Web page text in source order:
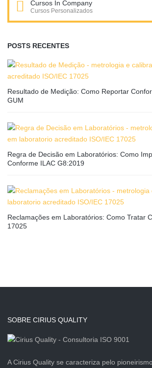
Cursos In Company
Cursos Personalizados
POSTS RECENTES
Resultado de Medição: Como Reportar
GUM
Regra de Decisão em Laboratórios: Como
Conforme ILAC G8:2019
Reclamações em Laboratórios: Como Tratar
17025
SOBRE CIRIUS QUALITY
A Cirius Quality se caracteriza pelo